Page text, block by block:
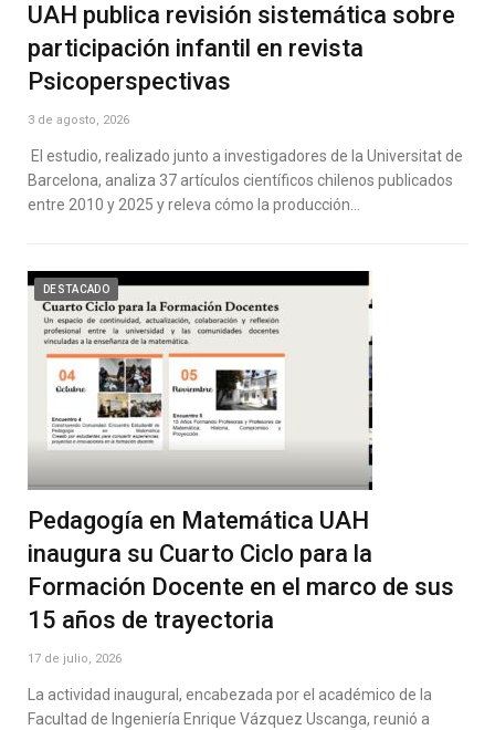
UAH publica revisión sistemática sobre
participación infantil en revista
Psicoperspectivas
3 de agosto, 2026
El estudio, realizado junto a investigadores de la Universitat de
Barcelona, analiza 37 artículos científicos chilenos publicados
entre 2010 y 2025 y releva cómo la producción…
DESTACADO
Pedagogía en Matemática UAH
inaugura su Cuarto Ciclo para la
Formación Docente en el marco de sus
15 años de trayectoria
17 de julio, 2026
La actividad inaugural, encabezada por el académico de la
Facultad de Ingeniería Enrique Vázquez Uscanga, reunió a